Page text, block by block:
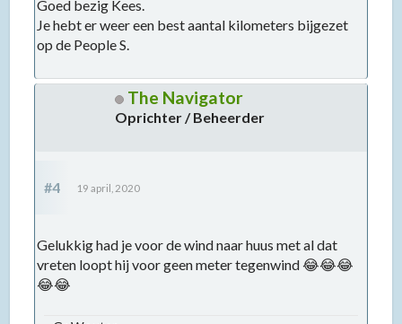
Goed bezig Kees.
Je hebt er weer een best aantal kilometers bijgezet
op de People S.
The Navigator
Oprichter / Beheerder
#4 19 april, 2020
Gelukkig had je voor de wind naar huus met al dat
vreten loopt hij voor geen meter tegenwind 😂😂😂
😂😂